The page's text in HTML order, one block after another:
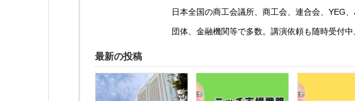
日本全国の商工会議所、商工会、連合会、YEG
団体、金融機関等で多数。講演依頼も随時受付中
最新の投稿